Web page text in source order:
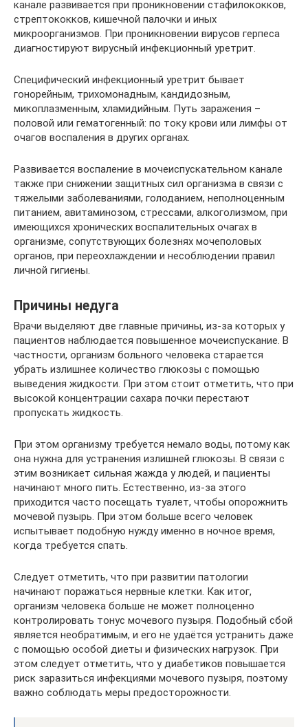
канале развивается при проникновении стафилококков,
стрептококков, кишечной палочки и иных
микроорганизмов. При проникновении вирусов герпеса
диагностируют вирусный инфекционный уретрит.
Специфический инфекционный уретрит бывает
гонорейным, трихомонадным, кандидозным,
микоплазменным, хламидийным. Путь заражения –
половой или гематогенный: по току крови или лимфы от
очагов воспаления в других органах.
Развивается воспаление в мочеиспускательном канале
также при снижении защитных сил организма в связи с
тяжелыми заболеваниями, голоданием, неполноценным
питанием, авитаминозом, стрессами, алкоголизмом, при
имеющихся хронических воспалительных очагах в
организме, сопутствующих болезнях мочеполовых
органов, при переохлаждении и несоблюдении правил
личной гигиены.
Причины недуга
Врачи выделяют две главные причины, из-за которых у
пациентов наблюдается повышенное мочеиспускание. В
частности, организм больного человека старается
убрать излишнее количество глюкозы с помощью
выведения жидкости. При этом стоит отметить, что при
высокой концентрации сахара почки перестают
пропускать жидкость.
При этом организму требуется немало воды, потому как
она нужна для устранения излишней глюкозы. В связи с
этим возникает сильная жажда у людей, и пациенты
начинают много пить. Естественно, из-за этого
приходится часто посещать туалет, чтобы опорожнить
мочевой пузырь. При этом больше всего человек
испытывает подобную нужду именно в ночное время,
когда требуется спать.
Следует отметить, что при развитии патологии
начинают поражаться нервные клетки. Как итог,
организм человека больше не может полноценно
контролировать тонус мочевого пузыря. Подобный сбой
является необратимым, и его не удаётся устранить даже
с помощью особой диеты и физических нагрузок. При
этом следует отметить, что у диабетиков повышается
риск заразиться инфекциями мочевого пузыря, поэтому
важно соблюдать меры предосторожности.